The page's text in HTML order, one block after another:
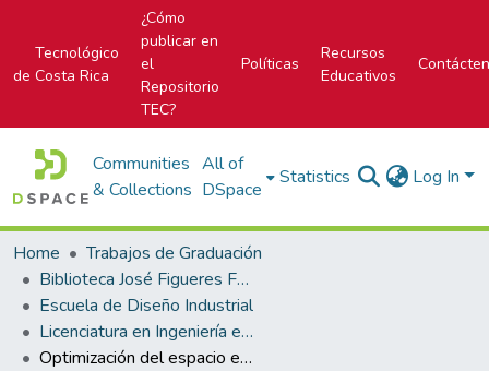
Tecnológico
de Costa Rica
¿Cómo
publicar en
el
Repositorio
TEC?
Políticas
Recursos
Educativos
Communities
& Collections
All of
DSpace
Statistics Log In
Home
Trabajos de Graduación
Biblioteca José Figueres Ferrer
Escuela de Diseño Industrial
Licenciatura en Ingeniería en Diseño Industrial
Optimización del espacio en dormitorios de hogares de tamaño reducido mediante el diseño de mobiliario